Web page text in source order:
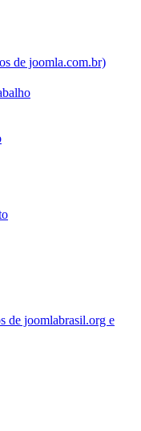
de joomla.com.br)
de joomlabrasil.org e